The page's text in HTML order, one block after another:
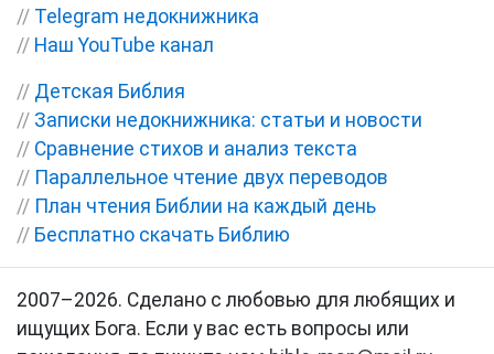
// Telegram недокнижника
// Наш YouTube канал
// Детская Библия
// Записки недокнижника: статьи и новости
// Сравнение стихов и анализ текста
// Параллельное чтение двух переводов
// План чтения Библии на каждый день
// Бесплатно скачать Библию
2007–2026. Сделано с любовью для любящих и
ищущих Бога. Если у вас есть вопросы или